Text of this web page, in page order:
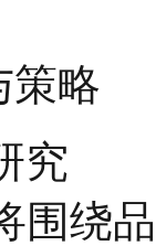
策略
究
围绕